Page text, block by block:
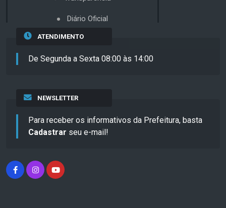
Diário Oficial
ATENDIMENTO
De Segunda a Sexta 08:00 às 14:00
NEWSLETTER
Para receber os informativos da Prefeitura, basta
Cadastrar seu e-mail!